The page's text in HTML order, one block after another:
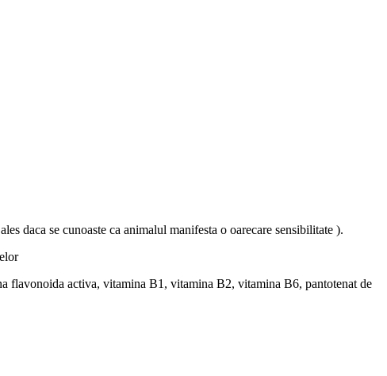
daca se cunoaste ca animalul manifesta o oarecare sensibilitate ).
flavonoida activa, vitamina B1, vitamina B2, vitamina B6, pantotenat de